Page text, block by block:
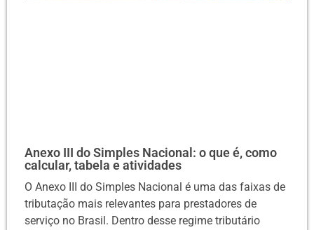
Anexo III do Simples Nacional: o que é, como
calcular, tabela e atividades
O Anexo III do Simples Nacional é uma das faixas de
tributação mais relevantes para prestadores de
serviço no Brasil. Dentro desse regime tributário